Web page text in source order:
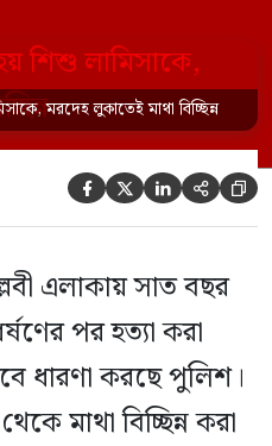
পাশের ফ্ল্যাটের
ও তার স্ত্রী স্বপ্না
[…]
মরদেহ লুকাতেই মাথা বিচ্ছিন্ন
    
এলাকায় সাত বছর
পর হত্যা করা
ধারণা করছে পুলিশ।
মাথা বিচ্ছিন্ন করা